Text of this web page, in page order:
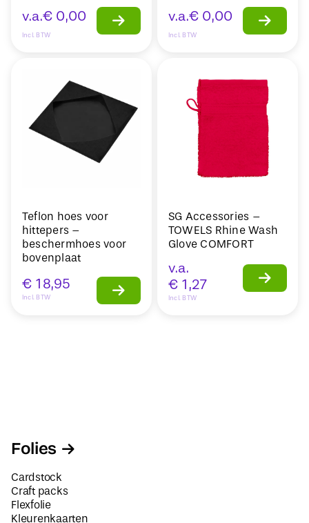
v.a.€ 0,00
Incl. BTW
v.a.€ 0,00
Incl. BTW
Teflon hoes voor
hittepers –
beschermhoes voor
bovenplaat
€ 18,95
Incl. BTW
SG Accessories –
TOWELS Rhine Wash
Glove COMFORT
v.a.
€ 1,27
Incl. BTW
Folies
Cardstock
Craft packs
Flexfolie
Kleurenkaarten